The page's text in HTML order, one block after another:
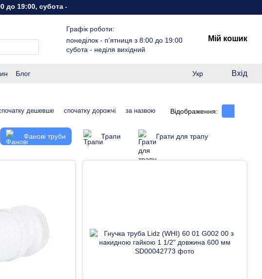
субота - неділя вихідний
Графік роботи:
понеділок - п'ятниця з 8:00 до 19:00
субота - неділя вихідний
Мій кошик
Блог Укр Вхід
дешевше спочатку дорожчі за назвою Відображення:
Фанові труби Трапи Грати для трапу